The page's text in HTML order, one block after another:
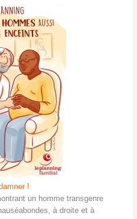
!
un homme transgenre
à droite et à